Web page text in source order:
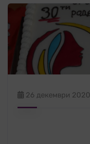
26 декември 2020